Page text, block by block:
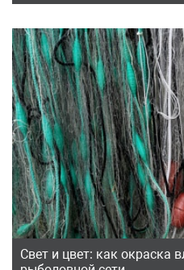
Свет и цвет: как окраска